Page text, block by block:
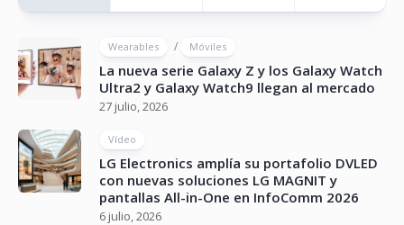
Wearables / Móviles
La nueva serie Galaxy Z y los Galaxy Watch
Ultra2 y Galaxy Watch9 llegan al mercado
27 julio, 2026
Vídeo
LG Electronics amplía su portafolio DVLED
con nuevas soluciones LG MAGNIT y
pantallas All-in-One en InfoComm 2026
6 julio, 2026